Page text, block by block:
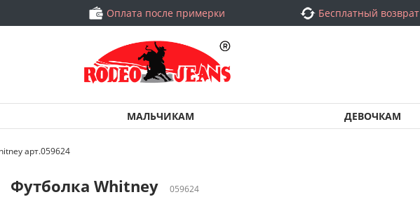
Оплата после примерки Бесплатный возврат
МАЛЬЧИКАМ ДЕВОЧКАМ
арт.059624
Футболка Whitney 059624